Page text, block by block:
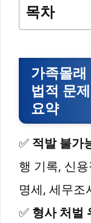
목차
가족몰
법적 문
요약
✅ 적발 불가
행 기록, 신
명세, 세무조
✅ 형사 처벌